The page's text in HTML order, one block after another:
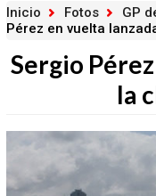
Inicio
Fotos GP
Pérez en vuelta
Sergio
la